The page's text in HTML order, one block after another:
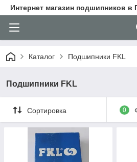
Интернет магазин подшипников в
Каталог Подшипники FKL
Подшипники FKL
Сортировка 0